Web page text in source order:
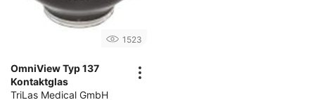
1523
OmniView Typ 137
Kontaktglas
TriLas Medical GmbH